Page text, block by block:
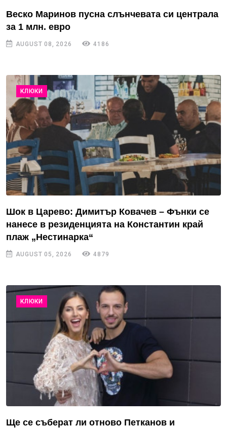
Веско Маринов пусна слънчевата си централа
за 1 млн. евро
AUGUST 08, 2026 4186
КЛЮКИ
Шок в Царево: Димитър Ковачев – Фънки се
нанесе в резиденцията на Константин край
плаж „Нестинарка“
AUGUST 05, 2026 4879
КЛЮКИ
Ще се съберат ли отново Петканов и